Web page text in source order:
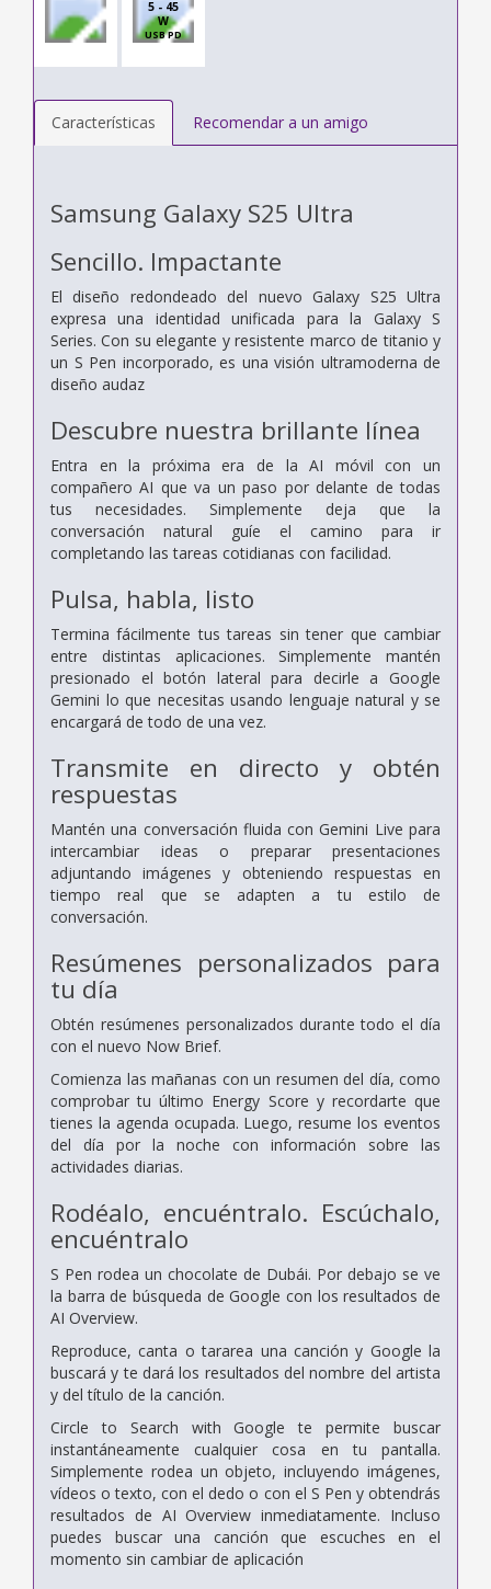
5 - 45
W
USB PD
Características Recomendar a un amigo
Samsung Galaxy S25 Ultra
Sencillo. Impactante
El diseño redondeado del nuevo Galaxy S25 Ultra
expresa una identidad unificada para la Galaxy S
Series. Con su elegante y resistente marco de titanio y
un S Pen incorporado, es una visión ultramoderna de
diseño audaz
Descubre nuestra brillante línea
Entra en la próxima era de la AI móvil con un
compañero AI que va un paso por delante de todas
tus necesidades. Simplemente deja que la
conversación natural guíe el camino para ir
completando las tareas cotidianas con facilidad.
Pulsa, habla, listo
Termina fácilmente tus tareas sin tener que cambiar
entre distintas aplicaciones. Simplemente mantén
presionado el botón lateral para decirle a Google
Gemini lo que necesitas usando lenguaje natural y se
encargará de todo de una vez.
Transmite en directo y obtén
respuestas
Mantén una conversación fluida con Gemini Live para
intercambiar ideas o preparar presentaciones
adjuntando imágenes y obteniendo respuestas en
tiempo real que se adapten a tu estilo de
conversación.
Resúmenes personalizados para
tu día
Obtén resúmenes personalizados durante todo el día
con el nuevo Now Brief.
Comienza las mañanas con un resumen del día, como
comprobar tu último Energy Score y recordarte que
tienes la agenda ocupada. Luego, resume los eventos
del día por la noche con información sobre las
actividades diarias.
Rodéalo, encuéntralo. Escúchalo,
encuéntralo
S Pen rodea un chocolate de Dubái. Por debajo se ve
la barra de búsqueda de Google con los resultados de
AI Overview.
Reproduce, canta o tararea una canción y Google la
buscará y te dará los resultados del nombre del artista
y del título de la canción.
Circle to Search with Google te permite buscar
instantáneamente cualquier cosa en tu pantalla.
Simplemente rodea un objeto, incluyendo imágenes,
vídeos o texto, con el dedo o con el S Pen y obtendrás
resultados de AI Overview inmediatamente. Incluso
puedes buscar una canción que escuches en el
momento sin cambiar de aplicación